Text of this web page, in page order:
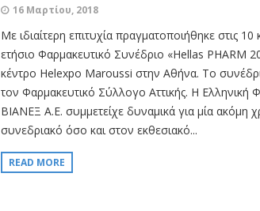
16 Μαρτίου, 2018
Με ιδιαίτερη επιτυχία πραγματοποιήθηκε στις
ετήσιο Φαρμακευτικό Συνέδριο «Hellas PHARM
κέντρο Helexpo Maroussi στην Αθήνα. Το
τον Φαρμακευτικό Σύλλογο Αττικής. Η Ελληνική
ΒΙΑΝΕΞ Α.Ε. συμμετείχε δυναμικά για μία ακόμη
συνεδριακό όσο και στον εκθεσιακό...
READ MORE